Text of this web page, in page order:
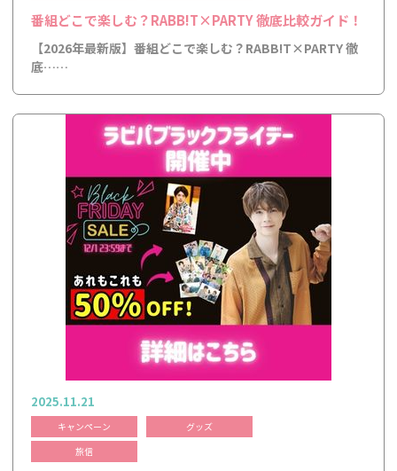
番組どこで楽しむ？RABB!T×PARTY 徹底比較ガイド！
【2026年最新版】番組どこで楽しむ？RABB!T×PARTY 徹
底……
2025.11.21
キャンペーン
グッズ
旅信